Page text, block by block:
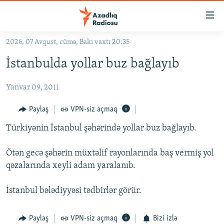
Əsas
qayıt
naviqasiyaya
Axtarışa
keç
KORRUPSIOMETR
#ƏSLINDƏ
FƏRQƏ BAX
ARAŞDIRMA
FOTOQALEREYA
OXU ZALI
HAQQIMIZDA
2026, 07 Avqust, cümə, Bakı vaxtı 20:35
İstanbulda yollar buz bağlayıb
Yanvar 09, 2011
Paylaş VPN-siz açmaq
Türkiyənin İstanbul şəhərində yollar buz bağlayıb.
Ötən gecə şəhərin müxtəlif rayonlarında baş vermiş yol
qəzalarında xeyli adam yaralanıb.
İstanbul bələdiyyəsi tədbirlər görür.
Paylaş VPN-siz açmaq Bizi izlə